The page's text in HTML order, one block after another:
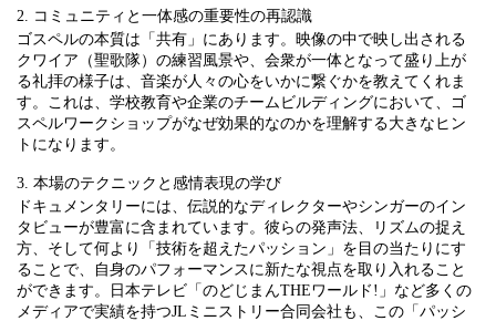
2. コミュニティと一体感の重要性の再認識
ゴスペルの本質は「共有」にあります。映像の中で映し出される
クワイア（聖歌隊）の練習風景や、会衆が一体となって盛り上が
る礼拝の様子は、音楽が人々の心をいかに繋ぐかを教えてくれま
す。これは、学校教育や企業のチームビルディングにおいて、ゴ
スペルワークショップがなぜ効果的なのかを理解する大きなヒン
トになります。
3. 本場のテクニックと感情表現の学び
ドキュメンタリーには、伝説的なディレクターやシンガーのイン
タビューが豊富に含まれています。彼らの発声法、リズムの捉え
方、そして何より「技術を超えたパッション」を目の当たりにす
ることで、自身のパフォーマンスに新たな視点を取り入れること
ができます。日本テレビ「のどじまんTHEワールド!」など多くの
メディアで実績を持つJLミニストリー合同会社も、この「パッシ